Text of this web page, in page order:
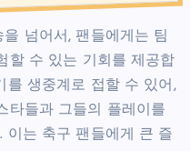
넘어서, 팬들에게는 팀
할 수 있는 기회를 제공합
를 생중계로 접할 수 있어,
타들과 그들의 플레이를
이는 축구 팬들에게 큰 즐